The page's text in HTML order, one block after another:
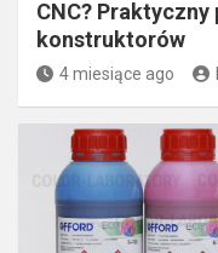
CNC?
konstruktorów
4 miesiące ago